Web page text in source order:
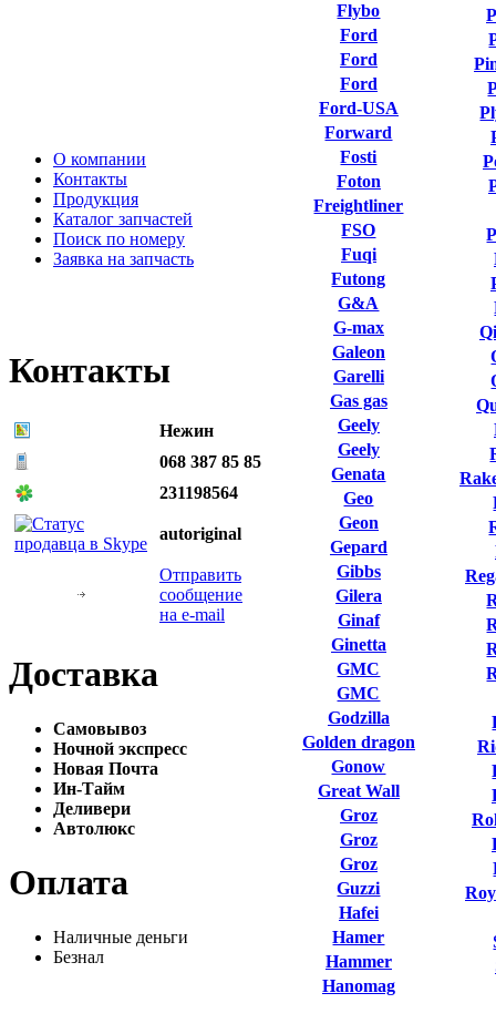
О компании
Контакты
Продукция
Каталог запчастей
Поиск по номеру
Заявка на запчасть
Контакты
Нежин
068 387 85 85
231198564
autoriginal
Отправить
сообщение
на e-mail
Доставка
Самовывоз
Ночной экспресс
Новая Почта
Ин-Тайм
Деливери
Автолюкс
Оплата
Наличные деньги
Безнал
Flybo
Ford
Ford
Ford
Ford-USA
Forward
Fosti
Foton
Freightliner
FSO
Fuqi
Futong
G&A
G-max
Galeon
Garelli
Gas gas
Geely
Geely
Genata
Geo
Geon
Gepard
Gibbs
Gilera
Ginaf
Ginetta
GMC
GMC
Godzilla
Golden dragon
Gonow
Great Wall
Groz
Groz
Groz
Guzzi
Hafei
Hamer
Hammer
Hanomag